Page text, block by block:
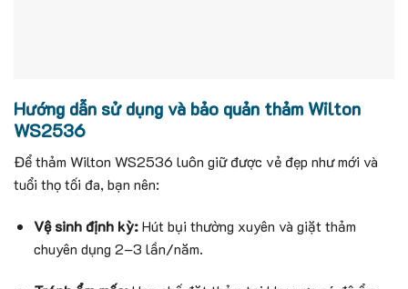
Hướng dẫn sử dụng và bảo quản thảm Wilton
WS2536
Để thảm Wilton WS2536 luôn giữ được vẻ đẹp như mới và
tuổi thọ tối đa, bạn nên:
Vệ sinh định kỳ:Hút bụi thường xuyên và giặt thảm
chuyên dụng 2–3 lần/năm.